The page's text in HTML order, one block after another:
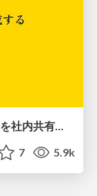
AIスライドデザインを生成する仕組みを社内共有する
7 5.9k